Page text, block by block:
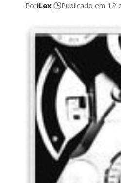
PoriLex Publicado em 12